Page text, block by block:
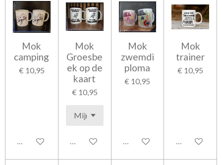
Mok
camping
€ 10,95
In winkelwagen
Mok
Groesbe
ek op de
kaart
€ 10,95
In winkelwagen
Mok
zwemdi
ploma
€ 10,95
Bekijk details
Mok
trainer
€ 10,95
Bekijk details